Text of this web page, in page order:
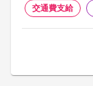
交通費支給